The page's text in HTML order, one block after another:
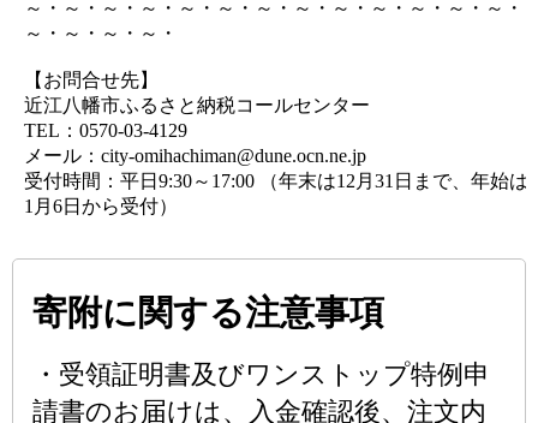
～・～・～・～・～・～・～・～・～・～・～・～・～・
～・～・～・～・
【お問合せ先】
近江八幡市ふるさと納税コールセンター
TEL：0570-03-4129
メール：city-omihachiman@dune.ocn.ne.jp
受付時間：平日9:30～17:00 （年末は12月31日まで、年始は
1月6日から受付）
寄附に関する注意事項
・受領証明書及びワンストップ特例申
請書のお届けは、入金確認後、注文内